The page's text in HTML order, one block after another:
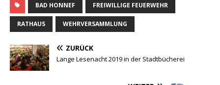
BAD HONNEF FREIWILLIGE FEUERWEHR
RATHAUS WEHRVERSAMMLUNG
ZURÜCK
Lange Lesenacht 2019 in der Stadtbücherei